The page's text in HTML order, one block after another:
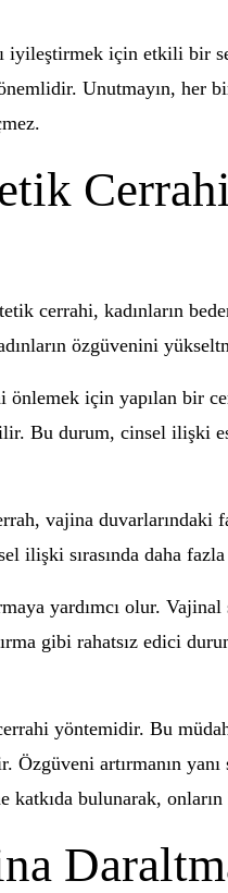
iyileştirmek için etkili bir
Unutmayın, her
cerrahi, kadınların
özgüvenini
önlemek için yapılan bir
Bu durum, cinsel ilişki
vajina duvarlarındaki
ilişki sırasında daha
yardımcı olur. Vajinal
gibi rahatsız edici
yöntemidir. Bu
artırmanın yanı
katkıda bulunarak,